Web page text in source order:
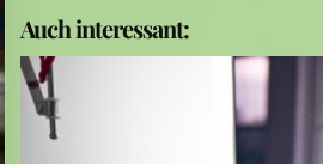
Auch interessant: